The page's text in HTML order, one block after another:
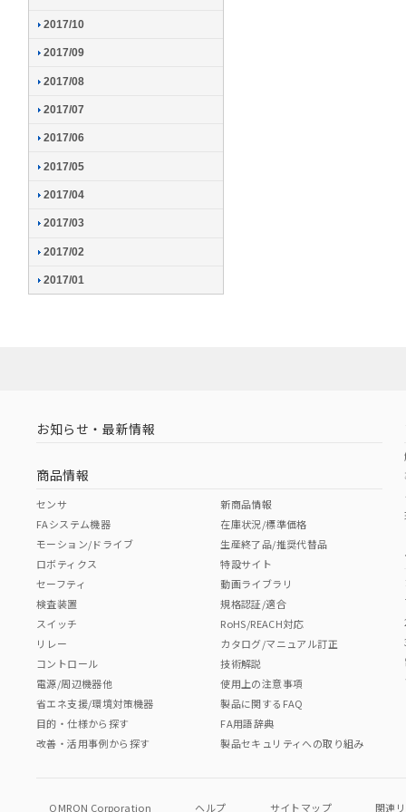
2017/10
2017/09
2017/08
2017/07
2017/06
2017/05
2017/04
2017/03
2017/02
2017/01
お知らせ・最新情報
商品情報
センサ
FAシステム機器
モーション/ドライブ
ロボティクス
セーフティ
検査装置
スイッチ
リレー
コントロール
電源/周辺機器他
省エネ支援/環境対策機器
目的・仕様から探す
改善・活用事例から探す
新商品情報
在庫状況/標準価格
生産終了品/推奨代替品
特設サイト
動画ライブラリ
規格認証/適合
RoHS/REACH対応
カタログ/マニュアル訂正
技術解説
使用上の注意事項
製品に関するFAQ
FA用語辞典
製品セキュリティへの取り組み
OMRON Corporation ヘルプ サイトマップ 関連